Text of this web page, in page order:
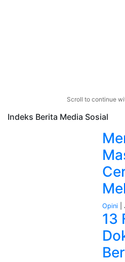
Scroll to continue
Indeks Berita Media Sosial
Opini|
13